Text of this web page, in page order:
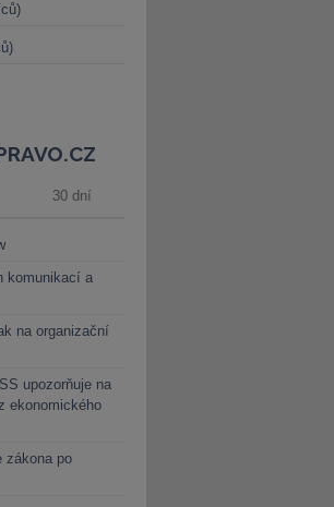
30 dní
komunikací a
na organizační
upozorňuje na
ekonomického
zákona po